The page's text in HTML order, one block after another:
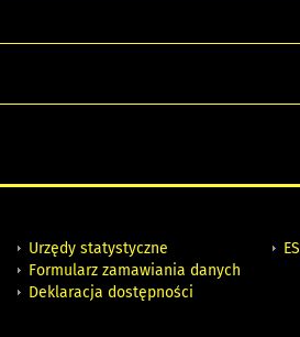
Urzędy statystyczne
Formularz zamawiania danych
Deklaracja dostępności